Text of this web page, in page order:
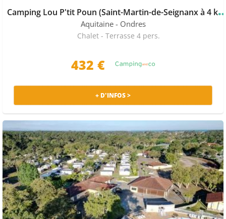
d’agréables moments en famille.
Anglet recèle également des richesses patrimoniales
Plusieurs édifices témoignent de la richesse
Hogar au style néo-basque et la somptueuse Villa
entouré d’un parc boisé. Visitez également l’ancienne
Baroja, et particulièrement l’Hôtel de Ville d’Anglet.
Si une escapade dans les villes voisines vous emballe,
on vous propose de visiter le Musée Basque et de
l’histoire de Bayonne ainsi que sa fameuse Cathédrale
gothique Sainte-Marie. À Biarritz, Le Rocher de la Vierge
est l’emblème de la commune. D’ailleurs, c’est un point
de vue magnifique donnant sur la baie. Incontournable,
amping Lou P'tit Poun (Saint-
Aquitaine - Ondres
Chalet - Terrasse 4 pers.
432 €
+ D'INFOS >